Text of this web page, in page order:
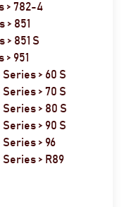
> 782-4
> 851
> 851 S
951
> 60 S
> 70 S
> 80 S
> 90 S
> 96
> R89